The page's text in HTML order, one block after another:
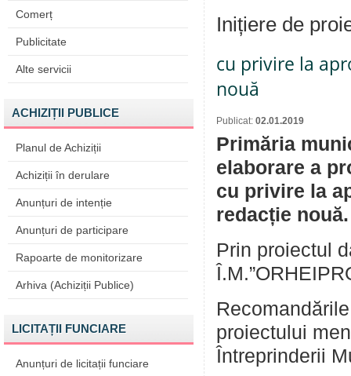
Comerț
Publicitate
Alte servicii
ACHIZIȚII PUBLICE
Planul de Achiziții
Achiziții în derulare
Anunțuri de intenție
Anunțuri de participare
Rapoarte de monitorizare
Arhiva (Achiziții Publice)
LICITAȚII FUNCIARE
Anunțuri de licitații funciare
Inițiere de
cu privire la
nouă
Publicat: 02.01.2019
Primăria
elaborare a
cu privire la
redacție nouă.
Prin proiectul
proiectului
Întreprinderii